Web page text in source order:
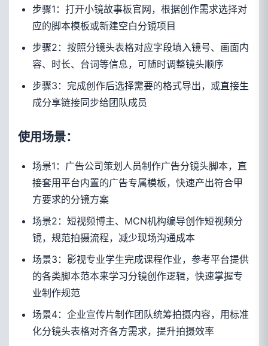
步骤1：打开小镜故事板官网，根据创作需求选择对
应的脚本模板或新建空白分镜项目
步骤2：按照分镜头表格对应字段填入镜号、画面内
容、时长、台词等信息，可随时调整镜头顺序
步骤3：完成创作后选择需要的格式导出，或直接生
成分享链接同步给团队成员
使用场景：
场景1：广告公司策划人员制作广告分镜头脚本，直
接套用平台内置的广告专属模板，快速产出符合甲
方要求的分镜方案
场景2：短视频博主、MCN机构编导创作短视频分
镜，规范拍摄流程，减少现场沟通成本
场景3：影视专业学生完成课程作业，参考平台提供
的各类脚本范本来学习分镜创作逻辑，快速掌握专
业制作规范
场景4：企业宣传片制作团队统筹拍摄内容，用标准
化分镜头表格对齐各方需求，提升拍摄效率